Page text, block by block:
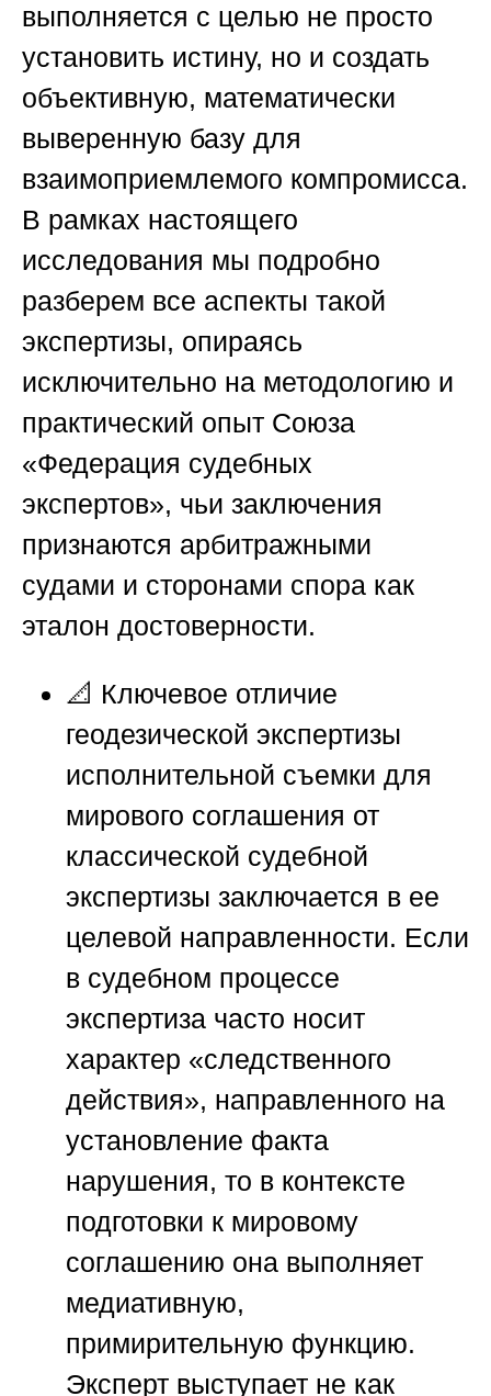
выполняется с целью не просто
установить истину, но и создать
объективную, математически
выверенную базу для
взаимоприемлемого компромисса.
В рамках настоящего
исследования мы подробно
разберем все аспекты такой
экспертизы, опираясь
исключительно на методологию и
практический опыт Союза
«Федерация судебных
экспертов», чьи заключения
признаются арбитражными
судами и сторонами спора как
эталон достоверности.
📐 Ключевое отличие
геодезической экспертизы
исполнительной съемки для
мирового соглашения от
классической судебной
экспертизы заключается в ее
целевой направленности. Если
в судебном процессе
экспертиза часто носит
характер «следственного
действия», направленного на
установление факта
нарушения, то в контексте
подготовки к мировому
соглашению она выполняет
медиативную,
примирительную функцию.
Эксперт выступает не как